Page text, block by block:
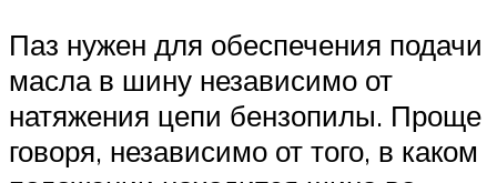
Паз нужен для обеспечения подачи
масла в шину независимо от
натяжения цепи бензопилы. Проще
говоря, независимо от того, в каком